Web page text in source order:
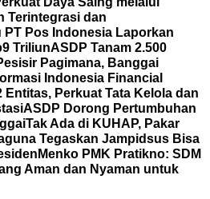
Terintegrasi dan
PT Pos Indonesia Laporkan
TriliunASDP Tanam 2.500
Pagimana, Banggai
Indonesia Financial
Entitas, Perkuat Tata Kelola dan
ASDP Dorong Pertumbuhan
Tak Ada di KUHAP, Pakar
Tegaskan Jampidsus Bisa
Menko PMK Pratikno: SDM
Aman dan Nyaman untuk